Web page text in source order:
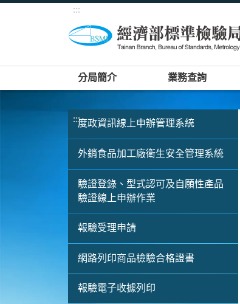
:::
分局簡介 業務查詢
:::度政資訊線上申辦管理系統
外銷食品加工廠衛生安全管理系統
驗證登錄、型式認可及自願性產品
驗證線上申辦作業
報驗受理申請
網路列印商品檢驗合格證書
報驗電子收據列印